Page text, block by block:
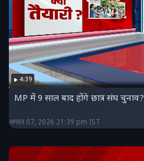
4:39
MP में 9 साल बाद होंगे छात्र संघ चुनाव?
अगस्त 07, 2026 21:39 pm IST